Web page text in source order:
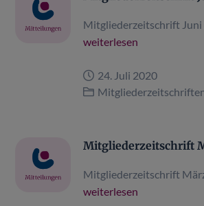
Mitgliederzeitschrift Juni
weiterlesen
24. Juli 2020
Mitgliederzeitschrift
Mitgliederzeitschrift März
weiterlesen